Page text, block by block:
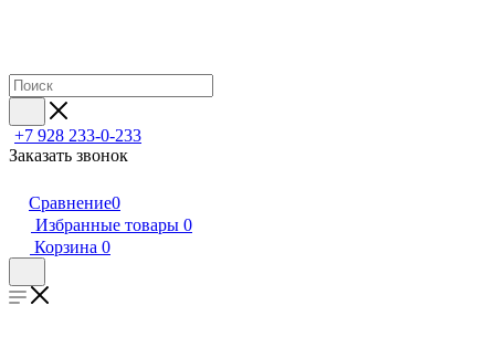
+7 928 233-0-233
Заказать звонок
Сравнение0
Избранные товары 0
Корзина 0